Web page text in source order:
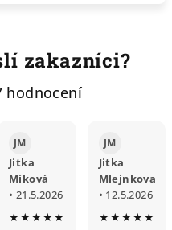
zakazníci?
hodnocení
JM
Jitka
Míková
• 21.5.2026
★★★★★
JM
Jitka
Mlejnkova
• 12.5.2026
★★★★★